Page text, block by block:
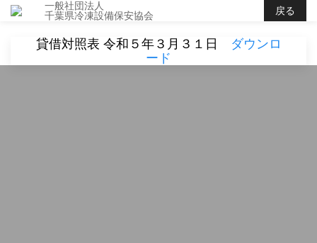
一般社団法人
千葉県冷凍設備保安協会
戻る
貸借対照表 令和５年３月３１日
ダウンロ
ード